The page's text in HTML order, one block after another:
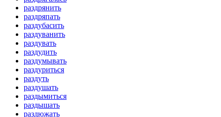
раздрянить
раздряпать
раздубасить
раздуванить
раздувать
раздудить
раздумывать
раздуриться
раздуть
раздушать
раздымиться
раздышать
раздюжать